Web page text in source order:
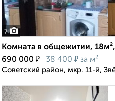
7
Комната в общежитии,
690 000 ₽ 38 400 ₽ за м²
Советский район, мкр. 11-й,